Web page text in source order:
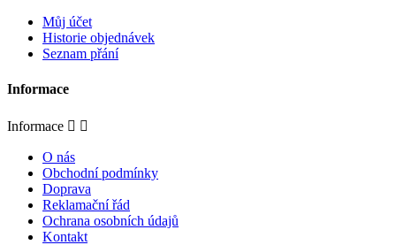
Můj účet
Historie objednávek
Seznam přání
Informace
Informace  
O nás
Obchodní podmínky
Doprava
Reklamační řád
Ochrana osobních údajů
Kontakt